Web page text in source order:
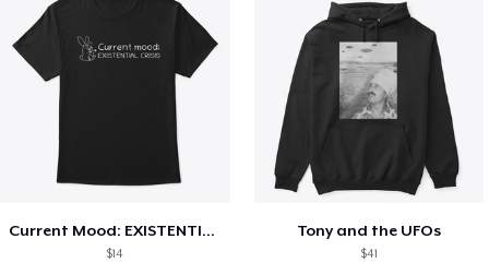
Current Mood: EXISTENTIAL CRISIS
$14
Tony and the UFOs
$41